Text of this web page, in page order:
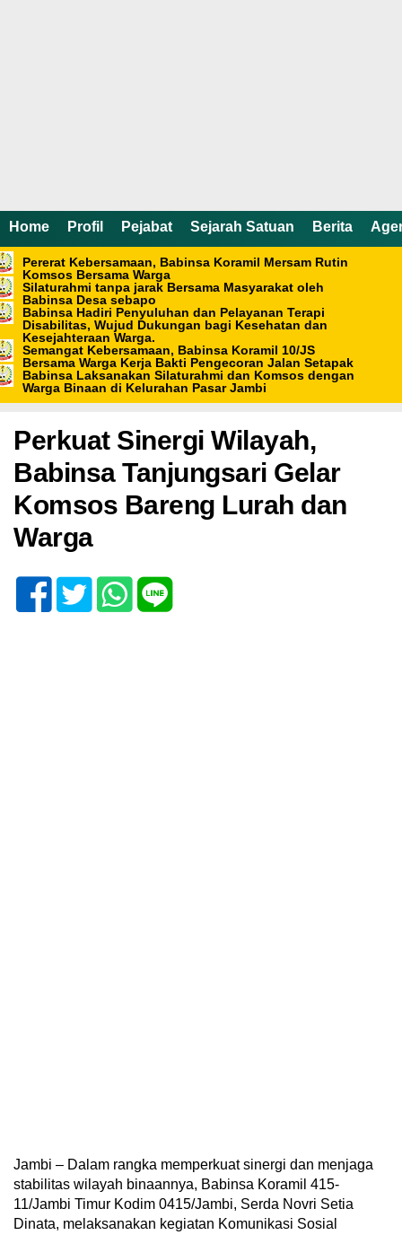
Home Profil Pejabat Sejarah Satuan Berita
Pererat Kebersamaan, Babinsa Koramil Mersam Rutin
Komsos Bersama Warga
Silaturahmi tanpa jarak Bersama Masyarakat oleh
Babinsa Desa sebapo
Babinsa Hadiri Penyuluhan dan Pelayanan Terapi
Disabilitas, Wujud Dukungan bagi Kesehatan dan
Kesejahteraan Warga.
Semangat Kebersamaan, Babinsa Koramil 10/JS
Bersama Warga Kerja Bakti Pengecoran Jalan Setapak
Babinsa Laksanakan Silaturahmi dan Komsos dengan
Warga Binaan di Kelurahan Pasar Jambi
Home /Berita
Minggu, 11 Mei 2025 - 07:53 WIB
Perkuat Sinergi Wilayah,
Babinsa Tanjungsari Gelar
Komsos Bareng Lurah dan
Warga
Jambi – Dalam rangka memperkuat sinergi dan menjaga
stabilitas wilayah binaannya, Babinsa Koramil 415-
11/Jambi Timur Kodim 0415/Jambi, Serda Novri Setia
Dinata, melaksanakan kegiatan Komunikasi Sosial